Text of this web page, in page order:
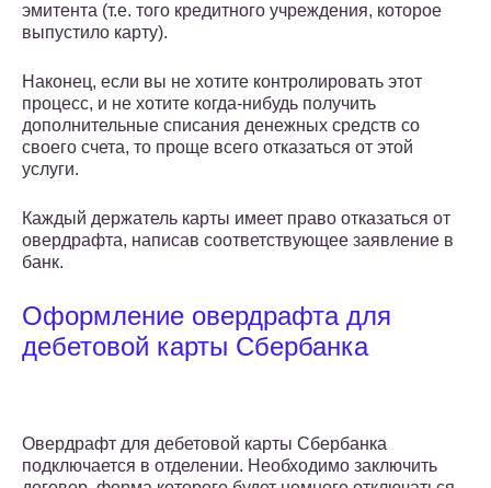
эмитента (т.е. того кредитного учреждения, которое
выпустило карту).
Наконец, если вы не хотите контролировать этот
процесс, и не хотите когда-нибудь получить
дополнительные списания денежных средств со
своего счета, то проще всего отказаться от этой
услуги.
Каждый держатель карты имеет право отказаться от
овердрафта, написав соответствующее заявление в
банк.
Оформление овердрафта для
дебетовой карты Сбербанка
Овердрафт для дебетовой карты Сбербанка
подключается в отделении. Необходимо заключить